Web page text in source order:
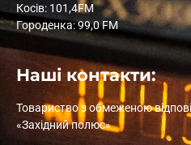
Косів: 101,4FM
Городенка: 99,0 FM
Наші контакти:
Товариство з обмеженою
«Західний полюс»